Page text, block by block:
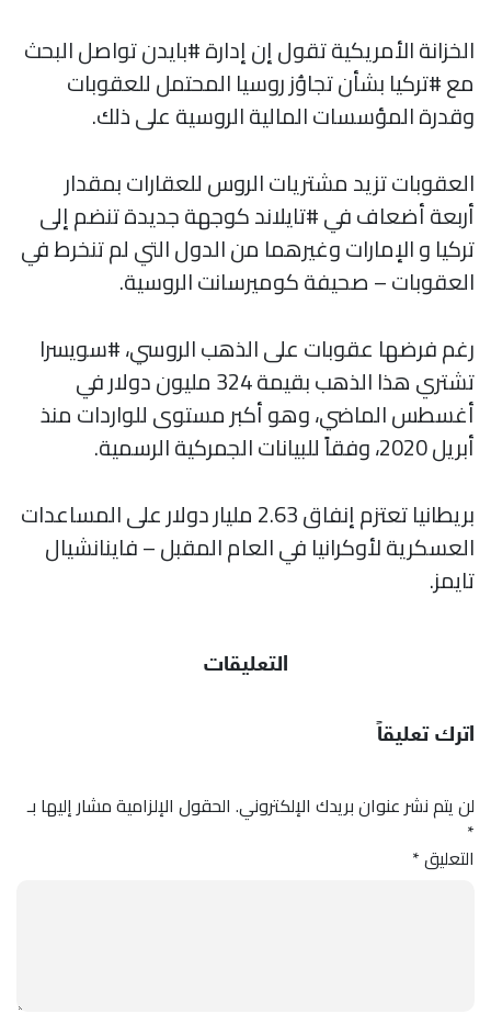
الخزانة الأمريكية تقول إن إدارة #بايدن تواصل البحث
مع #تركيا بشأن تجاوُز روسيا المحتمل للعقوبات
وقدرة المؤسسات المالية الروسية على ذلك.
العقوبات تزيد مشتريات الروس للعقارات بمقدار
أربعة أضعاف في #تايلاند كوجهة جديدة تنضم إلى
تركيا و الإمارات وغيرهما من الدول التي لم تنخرط في
العقوبات – صحيفة كوميرسانت الروسية.
رغم فرضها عقوبات على الذهب الروسي، #سويسرا
تشتري هذا الذهب بقيمة 324 مليون دولار في
أغسطس الماضي، وهو أكبر مستوى للواردات منذ
أبريل 2020، وفقاً للبيانات الجمركية الرسمية.
بريطانيا تعتزم إنفاق 2.63 مليار دولار على المساعدات
العسكرية لأوكرانيا في العام المقبل – فاينانشيال
تايمز.
التعليقات
اترك تعليقاً
لن يتم نشر عنوان بريدك الإلكتروني. الحقول الإلزامية مشار إليها بـ
*
التعليق*